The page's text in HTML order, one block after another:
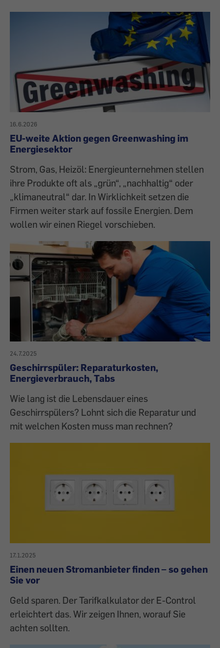
16.6.2026
EU-weite Aktion gegen Greenwashing im
Energiesektor
Strom, Gas, Heizöl: Energieunternehmen stellen
ihre Produkte oft als „grün“, „nachhaltig“ oder
„klimaneutral“ dar. In Wirklichkeit setzen die
Firmen weiter stark auf fossile Energien. Dem
wollen wir einen Riegel vorschieben.
24.7.2025
Geschirrspüler: Reparaturkosten,
Energieverbrauch, Tabs
Wie lang ist die Lebensdauer eines
Geschirrspülers? Lohnt sich die Reparatur und
mit welchen Kosten muss man rechnen?
17.1.2025
Einen neuen Stromanbieter finden – so gehen
Sie vor
Geld sparen. Der Tarifkalkulator der E-Control
erleichtert das. Wir zeigen Ihnen, worauf Sie
achten sollten.